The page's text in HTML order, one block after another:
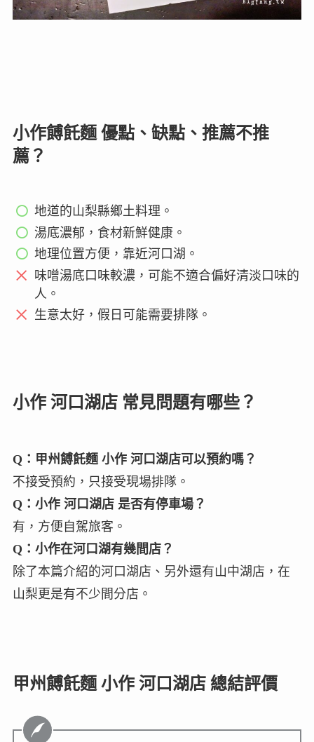
小作餺飥麵 優點、缺點、推薦不推
薦？
地道的山梨縣鄉土料理。
湯底濃郁，食材新鮮健康。
地理位置方便，靠近河口湖。
味噌湯底口味較濃，可能不適合偏好清淡口味的
人。
生意太好，假日可能需要排隊。
小作 河口湖店 常見問題有哪些？
Q：甲州餺飥麵 小作 河口湖店可以預約嗎？
不接受預約，只接受現場排隊。
Q：小作 河口湖店 是否有停車場？
有，方便自駕旅客。
Q：小作在河口湖有幾間店？
除了本篇介紹的河口湖店、另外還有山中湖店，在
山梨更是有不少間分店。
甲州餺飥麵 小作 河口湖店 總結評價